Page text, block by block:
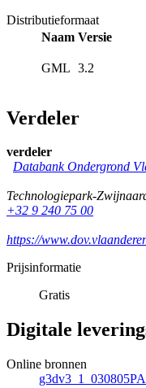
Distributieformaat
Naam Versie
GML 3.2
Verdeler
verdeler
Databank Ondergrond
Technologiepark-
+32 9 240 75 00
https://
Prijsinformatie
Gratis
Digitale
Online bronnen